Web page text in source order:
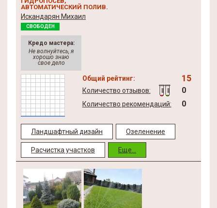
АВТОМАТИЧЕСКИЙ ПОЛИВ.
Искандарян Михаил
СВОБОДЕН
Кредо мастера:
Не волнуйтесь, я
хорошо знаю
свое дело
Общий рейтинг: 15
Количество отзывов: 0
Количество рекомендаций: 0
Ландшафтный дизайн Озеленение
Расчистка участков Еще...